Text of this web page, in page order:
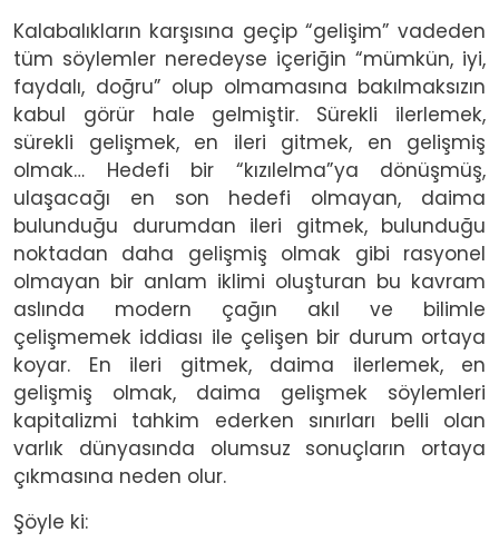
Kalabalıkların karşısına geçip “gelişim” vadeden
tüm söylemler neredeyse içeriğin “mümkün, iyi,
faydalı, doğru” olup olmamasına bakılmaksızın
kabul görür hale gelmiştir. Sürekli ilerlemek,
sürekli gelişmek, en ileri gitmek, en gelişmiş
olmak… Hedefi bir “kızılelma”ya dönüşmüş,
ulaşacağı en son hedefi olmayan, daima
bulunduğu durumdan ileri gitmek, bulunduğu
noktadan daha gelişmiş olmak gibi rasyonel
olmayan bir anlam iklimi oluşturan bu kavram
aslında modern çağın akıl ve bilimle
çelişmemek iddiası ile çelişen bir durum ortaya
koyar. En ileri gitmek, daima ilerlemek, en
gelişmiş olmak, daima gelişmek söylemleri
kapitalizmi tahkim ederken sınırları belli olan
varlık dünyasında olumsuz sonuçların ortaya
çıkmasına neden olur.
Şöyle ki: